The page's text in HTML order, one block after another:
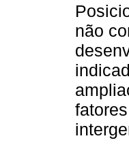
não